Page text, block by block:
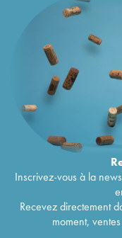
Inscrivez-vous à la
Recevez directement
moment,